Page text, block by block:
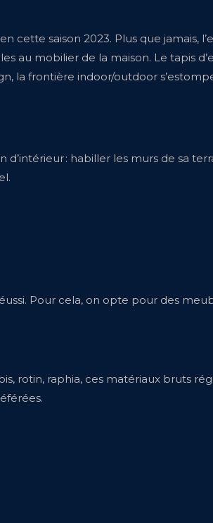
cette saison 2023. Plus que
au mobilier de la maison. Le tapis
la frontière indoor/outdoor
d’intérieur : habiller les murs de sa
Pour cela, on opte pour des
rotin, raphia, ces matériaux bruts